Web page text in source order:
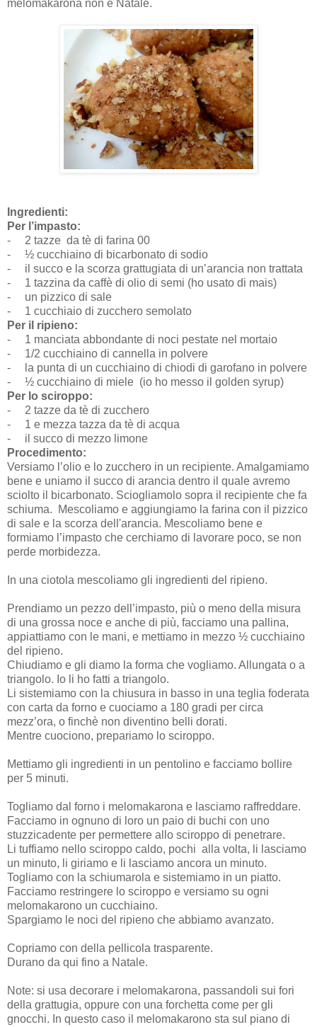
melomakarona non è Natale.
Ingredienti:
Per l’impasto:
-
2 tazze da tè di farina 00
-
½ cucchiaino di bicarbonato di sodio
-
il succo e la scorza grattugiata di un’arancia non trattata
-
1 tazzina da caffè di olio di semi (ho usato di mais)
-
un pizzico di sale
-
1 cucchiaio di zucchero semolato
Per il ripieno:
-
1 manciata abbondante di noci pestate nel mortaio
-
1/2 cucchiaino di cannella in polvere
-
la punta di un cucchiaino di chiodi di garofano in polvere
-
½ cucchiaino di miele (io ho messo il golden syrup)
Per lo sciroppo:
-
2 tazze da tè di zucchero
-
1 e mezza tazza da tè di acqua
-
il succo di mezzo limone
Procedimento:
Versiamo l’olio e lo zucchero in un recipiente. Amalgamiamo
bene e uniamo il succo di arancia dentro il quale avremo
sciolto il bicarbonato. Sciogliamolo sopra il recipiente che fa
schiuma.
Mescoliamo e aggiungiamo la farina con il pizzico
di sale e la scorza dell'arancia. Mescoliamo bene e
formiamo l’impasto che cerchiamo di lavorare poco, se non
perde morbidezza.
In una ciotola mescoliamo gli ingredienti del ripieno.
Prendiamo un pezzo dell’impasto, più o meno della misura
di una grossa noce e anche di più, facciamo una pallina,
appiattiamo con le mani, e mettiamo in mezzo ½ cucchiaino
del ripieno.
Chiudiamo e gli diamo la forma che vogliamo. Allungata o a
triangolo. Io li ho fatti a triangolo.
Li sistemiamo con la chiusura in basso in una teglia foderata
con carta da forno e cuociamo a 180 gradi per circa
mezz’ora, o finchè non diventino belli dorati.
Mentre cuociono, prepariamo lo sciroppo.
Mettiamo gli ingredienti in un pentolino e facciamo bollire
per 5 minuti.
Togliamo dal forno i melomakarona e lasciamo raffreddare.
Facciamo in ognuno di loro un paio di buchi con uno
stuzzicadente per permettere allo sciroppo di penetrare.
Li tuffiamo nello sciroppo caldo, pochi alla volta, li lasciamo
un minuto, li giriamo e li lasciamo ancora un minuto.
Togliamo con la schiumarola e sistemiamo in un piatto.
Facciamo restringere lo sciroppo e versiamo su ogni
melomakarono un cucchiaino.
Spargiamo le noci del ripieno che abbiamo avanzato.
Copriamo con della pellicola trasparente.
Durano da qui fino a Natale.
Note: si usa decorare i melomakarona, passandoli sui fori
della grattugia, oppure con una forchetta come per gli
gnocchi. In questo caso il melomakarono sta sul piano di